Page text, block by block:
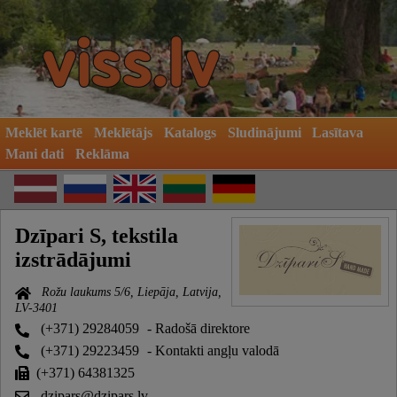
Meklēt kartē Meklētājs Katalogs Sludinājumi
Lasītava
Mani dati
Reklāma
Dzīpari S, tekstila
izstrādājumi
Rožu laukums 5/6, Liepāja, Latvija,
LV-3401
(+371) 29284059 - Radošā direktore
(+371) 29223459 - Kontakti angļu valodā
(+371) 64381325